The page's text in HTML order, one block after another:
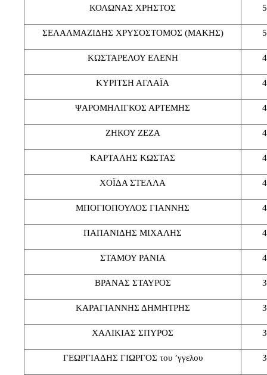
ΚΟΛΩΝΑΣ ΧΡΗΣΤΟΣ
ΣΕΛΑΛΜΑΖΙΔΗΣ ΧΡΥΣΟΣΤΟΜΟΣ (ΜΑΚΗΣ)
ΚΩΣΤΑΡΕΛΟΥ ΕΛΕΝΗ
ΚΥΡΙΤΣΗ ΑΓΛΑΪΑ
ΨΑΡΟΜΗΛΙΓΚΟΣ ΑΡΤΕΜΗΣ
ΖΗΚΟΥ ΖΕΖΑ
ΚΑΡΤΑΛΗΣ ΚΩΣΤΑΣ
ΧΟΪΔΑ ΣΤΕΛΛΑ
ΜΠΟΓΙΟΠΟΥΛΟΣ ΓΙΑΝΝΗΣ
ΠΑΠΑΝΙΔΗΣ ΜΙΧΑΛΗΣ
ΣΤΑΜΟΥ ΡΑΝΙΑ
ΒΡΑΝΑΣ ΣΤΑΥΡΟΣ
ΚΑΡΑΓΙΑΝΝΗΣ ΔΗΜΗΤΡΗΣ
ΧΑΛΙΚΙΑΣ ΣΠΥΡΟΣ
ΓΕΩΡΓΙΑΔΗΣ ΓΙΩΡΓΟΣ του ’γγελου